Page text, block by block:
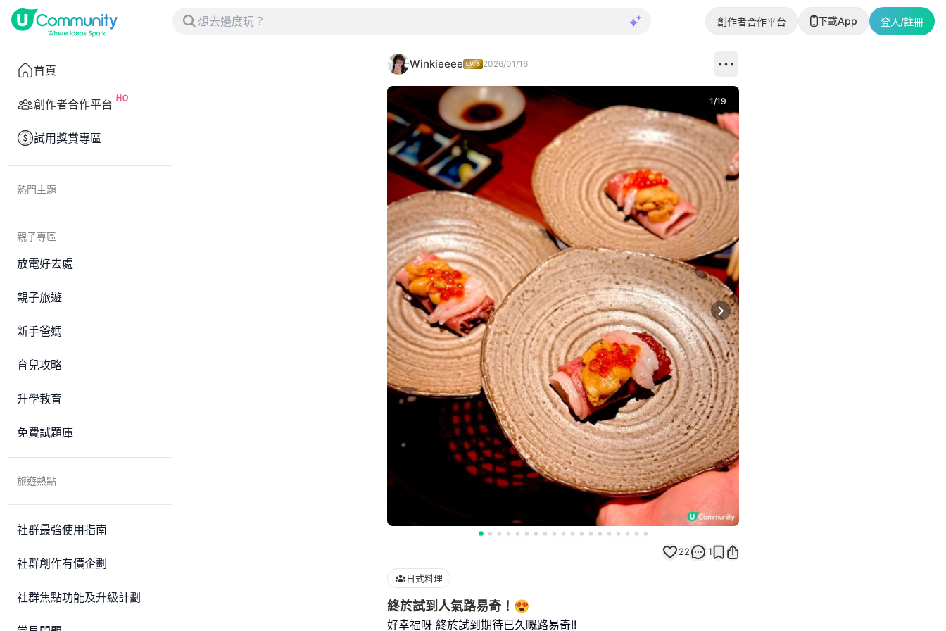
創作者合作平台 下載App 登入/註冊
首頁
創作者合作平台
試用獎賞專區
熱門主題
親子專區
放電好去處
親子旅遊
新手爸媽
育兒攻略
升學教育
免費試題庫
旅遊熱點
社群最強使用指南
社群創作有價企劃
社群焦點功能及升級計劃
Winkieeee 2026/01/16
Next slide
1/19
22 1
日式料理
終於試到人氣路易奇！😍
好幸福呀 終於試到期待已久嘅路易奇!!